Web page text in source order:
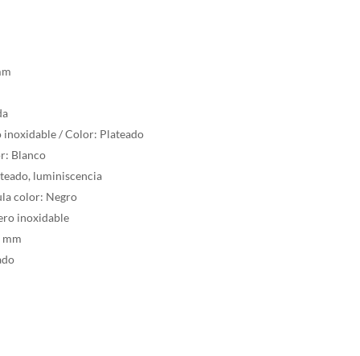
inoxidable / Color: Plateado
Blanco
luminiscencia
color: Negro
inoxidable